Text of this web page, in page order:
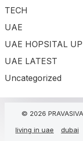
TECH
UAE
UAE HOPSITAL
UAE LATEST
Uncategorized
© 2026
living in uae
dubai